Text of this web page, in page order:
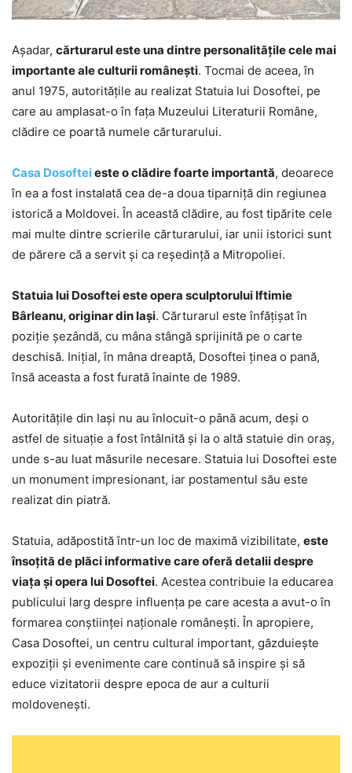
Aşadar, cărturarul este una dintre personalităţile cele mai
importante ale culturii româneşti. Tocmai de aceea, în
anul 1975, autorităţile au realizat Statuia lui Dosoftei, pe
care au amplasat-o în faţa Muzeului Literaturii Române,
clădire ce poartă numele cărturarului.
Casa Dosofteieste o clădire foarte importantă, deoarece
în ea a fost instalată cea de-a doua tiparniţă din regiunea
istorică a Moldovei. În această clădire, au fost tipărite cele
mai multe dintre scrierile cărturarului, iar unii istorici sunt
de părere că a servit şi ca reşedinţă a Mitropoliei.
Statuia lui Dosoftei este opera sculptorului Iftimie
Bârleanu, originar din Iaşi. Cărturarul este înfăţişat în
poziţie şezândă, cu mâna stângă sprijinită pe o carte
deschisă. Iniţial, în mâna dreaptă, Dosoftei ţinea o pană,
însă aceasta a fost furată înainte de 1989.
Autorităţile din Iaşi nu au înlocuit-o până acum, deşi o
astfel de situaţie a fost întâlnită şi la o altă statuie din oraş,
unde s-au luat măsurile necesare. Statuia lui Dosoftei este
un monument impresionant, iar postamentul său este
realizat din piatră.
Statuia, adăpostită într-un loc de maximă vizibilitate, este
însoțită de plăci informative care oferă detalii despre
viața și opera lui Dosoftei. Acestea contribuie la educarea
publicului larg despre influența pe care acesta a avut-o în
formarea conștiinței naționale românești. În apropiere,
Casa Dosoftei, un centru cultural important, găzduiește
expoziții și evenimente care continuă să inspire și să
educe vizitatorii despre epoca de aur a culturii
moldovenești.